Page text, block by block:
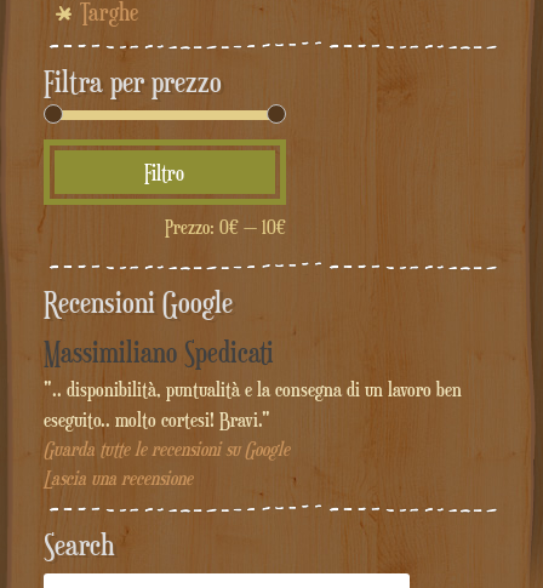
Targhe
Filtra per prezzo
Min
Max
Filtro
Prezzo: 0€— 10€
Recensioni Google
Massimiliano Spedicati
".. disponibilità, puntualità e la consegna di un lavoro ben
eseguito.. molto cortesi! Bravi."
Guarda tutte le recensioni su Google
Lascia una recensione
Search